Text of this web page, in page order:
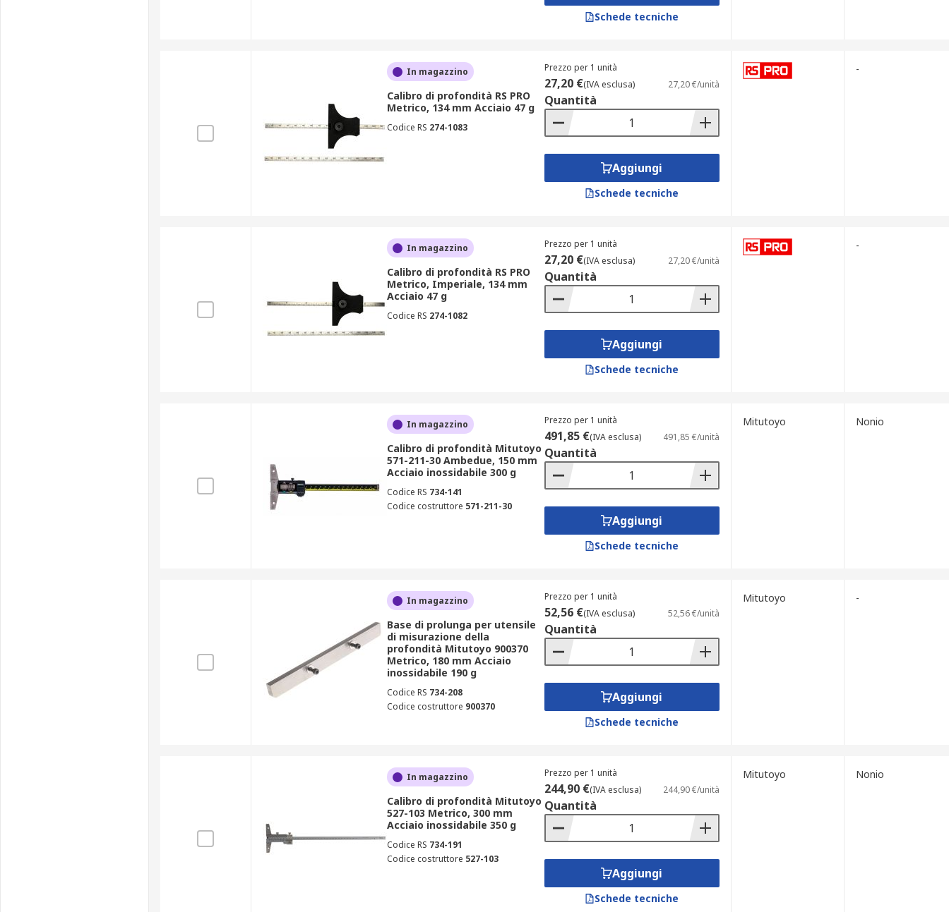
Schede tecniche
In magazzino
Calibro di profondità RS PRO
Metrico, 134 mm Acciaio 47 g
Codice RS 274-1083
Prezzo per 1 unità
27,20 €(IVA esclusa) 27,20 €/unità
Quantità
Aggiungi
Schede tecniche
-
In magazzino
Calibro di profondità RS PRO
Metrico, Imperiale, 134 mm
Acciaio 47 g
Codice RS 274-1082
Prezzo per 1 unità
27,20 €(IVA esclusa) 27,20 €/unità
Quantità
Aggiungi
Schede tecniche
-
In magazzino
Calibro di profondità Mitutoyo
571-211-30 Ambedue, 150 mm
Acciaio inossidabile 300 g
Codice RS 734-141
Codice costruttore 571-211-30
Prezzo per 1 unità
491,85 €(IVA esclusa) 491,85 €/unità
Quantità
Aggiungi
Schede tecniche
Mitutoyo Nonio
In magazzino
Base di prolunga per utensile
di misurazione della
profondità Mitutoyo 900370
Metrico, 180 mm Acciaio
inossidabile 190 g
Codice RS 734-208
Codice costruttore 900370
Prezzo per 1 unità
52,56 €(IVA esclusa) 52,56 €/unità
Quantità
Aggiungi
Schede tecniche
Mitutoyo -
In magazzino
Calibro di profondità Mitutoyo
527-103 Metrico, 300 mm
Acciaio inossidabile 350 g
Codice RS 734-191
Codice costruttore 527-103
Prezzo per 1 unità
244,90 €(IVA esclusa) 244,90 €/unità
Quantità
Aggiungi
Schede tecniche
Mitutoyo Nonio